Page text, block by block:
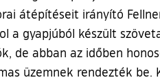
átépítéseit irányító
a gyapjúból készült
de abban az időben
üzemnek rendezték be.